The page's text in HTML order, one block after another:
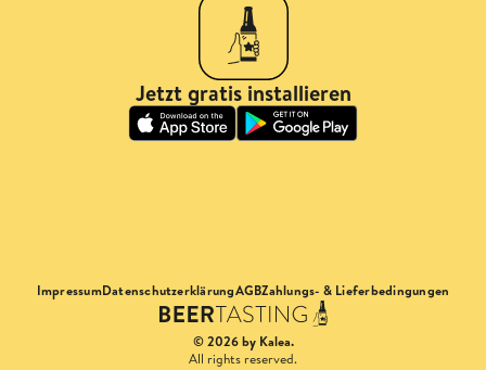
Jetzt gratis installieren
ImpressumDatenschutzerklärungAGBZahlungs- & Lieferbedingungen
© 2026 by Kalea.
All rights reserved.